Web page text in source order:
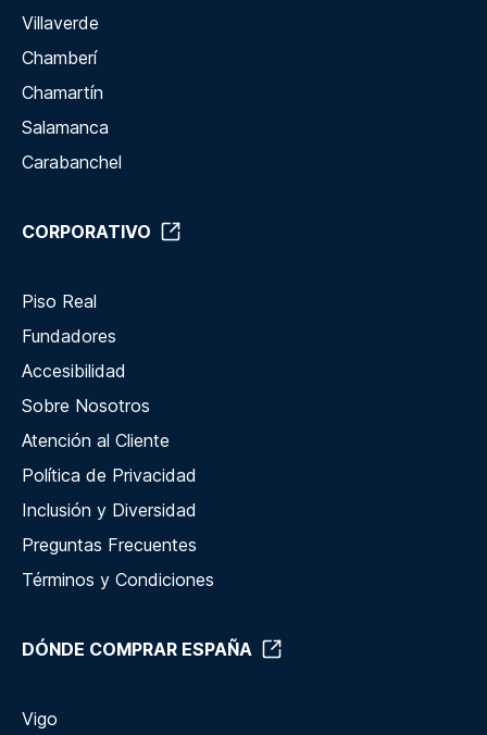
Villaverde
Chamberí
Chamartín
Salamanca
Carabanchel
CORPORATIVO
Piso Real
Fundadores
Accesibilidad
Sobre Nosotros
Atención al Cliente
Política de Privacidad
Inclusión y Diversidad
Preguntas Frecuentes
Términos y Condiciones
DÓNDE COMPRAR ESPAÑA
Vigo